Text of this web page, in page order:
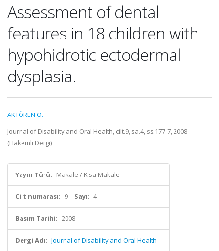
Assessment of dental
features in 18 children with
hypohidrotic ectodermal
dysplasia.
AKTÖREN O.
Journal of Disability and Oral Health, cilt.9, sa.4, ss.177-7, 2008
(Hakemli Dergi)
Yayın Türü: Makale / Kısa Makale
Cilt numarası: 9 Sayı: 4
Basım Tarihi: 2008
Dergi Adı: Journal of Disability and Oral Health